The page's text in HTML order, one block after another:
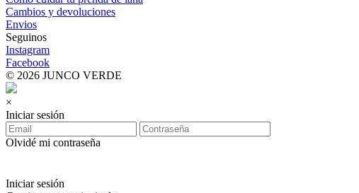
Cambios y devoluciones
Envios
Seguinos
Instagram
Facebook
© 2026 JUNCO VERDE
×
Iniciar sesión
Olvidé mi contraseña
Iniciar sesión